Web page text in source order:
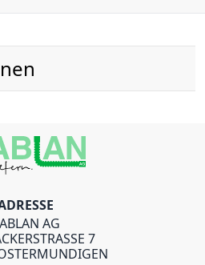
AG
7